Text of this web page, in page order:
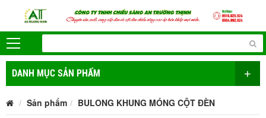
DANH MỤC SẢN PHẨM +
Sản phẩm BULONG KHUNG MÓNG CỘT ĐÈN